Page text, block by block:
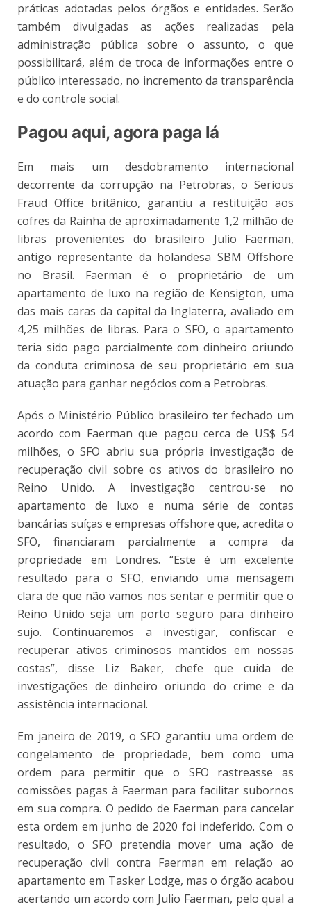
práticas adotadas pelos órgãos e entidades. Serão
também divulgadas as ações realizadas pela
administração pública sobre o assunto, o que
possibilitará, além de troca de informações entre o
público interessado, no incremento da transparência
e do controle social.
Pagou aqui, agora paga lá
Em mais um desdobramento internacional
decorrente da corrupção na Petrobras, o Serious
Fraud Office britânico, garantiu a restituição aos
cofres da Rainha de aproximadamente 1,2 milhão de
libras provenientes do brasileiro Julio Faerman,
antigo representante da holandesa SBM Offshore
no Brasil. Faerman é o proprietário de um
apartamento de luxo na região de Kensigton, uma
das mais caras da capital da Inglaterra, avaliado em
4,25 milhões de libras. Para o SFO, o apartamento
teria sido pago parcialmente com dinheiro oriundo
da conduta criminosa de seu proprietário em sua
atuação para ganhar negócios com a Petrobras.
Após o Ministério Público brasileiro ter fechado um
acordo com Faerman que pagou cerca de US$ 54
milhões, o SFO abriu sua própria investigação de
recuperação civil sobre os ativos do brasileiro no
Reino Unido. A investigação centrou-se no
apartamento de luxo e numa série de contas
bancárias suíças e empresas offshore que, acredita o
SFO, financiaram parcialmente a compra da
propriedade em Londres. “Este é um excelente
resultado para o SFO, enviando uma mensagem
clara de que não vamos nos sentar e permitir que o
Reino Unido seja um porto seguro para dinheiro
sujo. Continuaremos a investigar, confiscar e
recuperar ativos criminosos mantidos em nossas
costas”, disse Liz Baker, chefe que cuida de
investigações de dinheiro oriundo do crime e da
assistência internacional.
Em janeiro de 2019, o SFO garantiu uma ordem de
congelamento de propriedade, bem como uma
ordem para permitir que o SFO rastreasse as
comissões pagas à Faerman para facilitar subornos
em sua compra. O pedido de Faerman para cancelar
esta ordem em junho de 2020 foi indeferido. Com o
resultado, o SFO pretendia mover uma ação de
recuperação civil contra Faerman em relação ao
apartamento em Tasker Lodge, mas o órgão acabou
acertando um acordo com Julio Faerman, pelo qual a